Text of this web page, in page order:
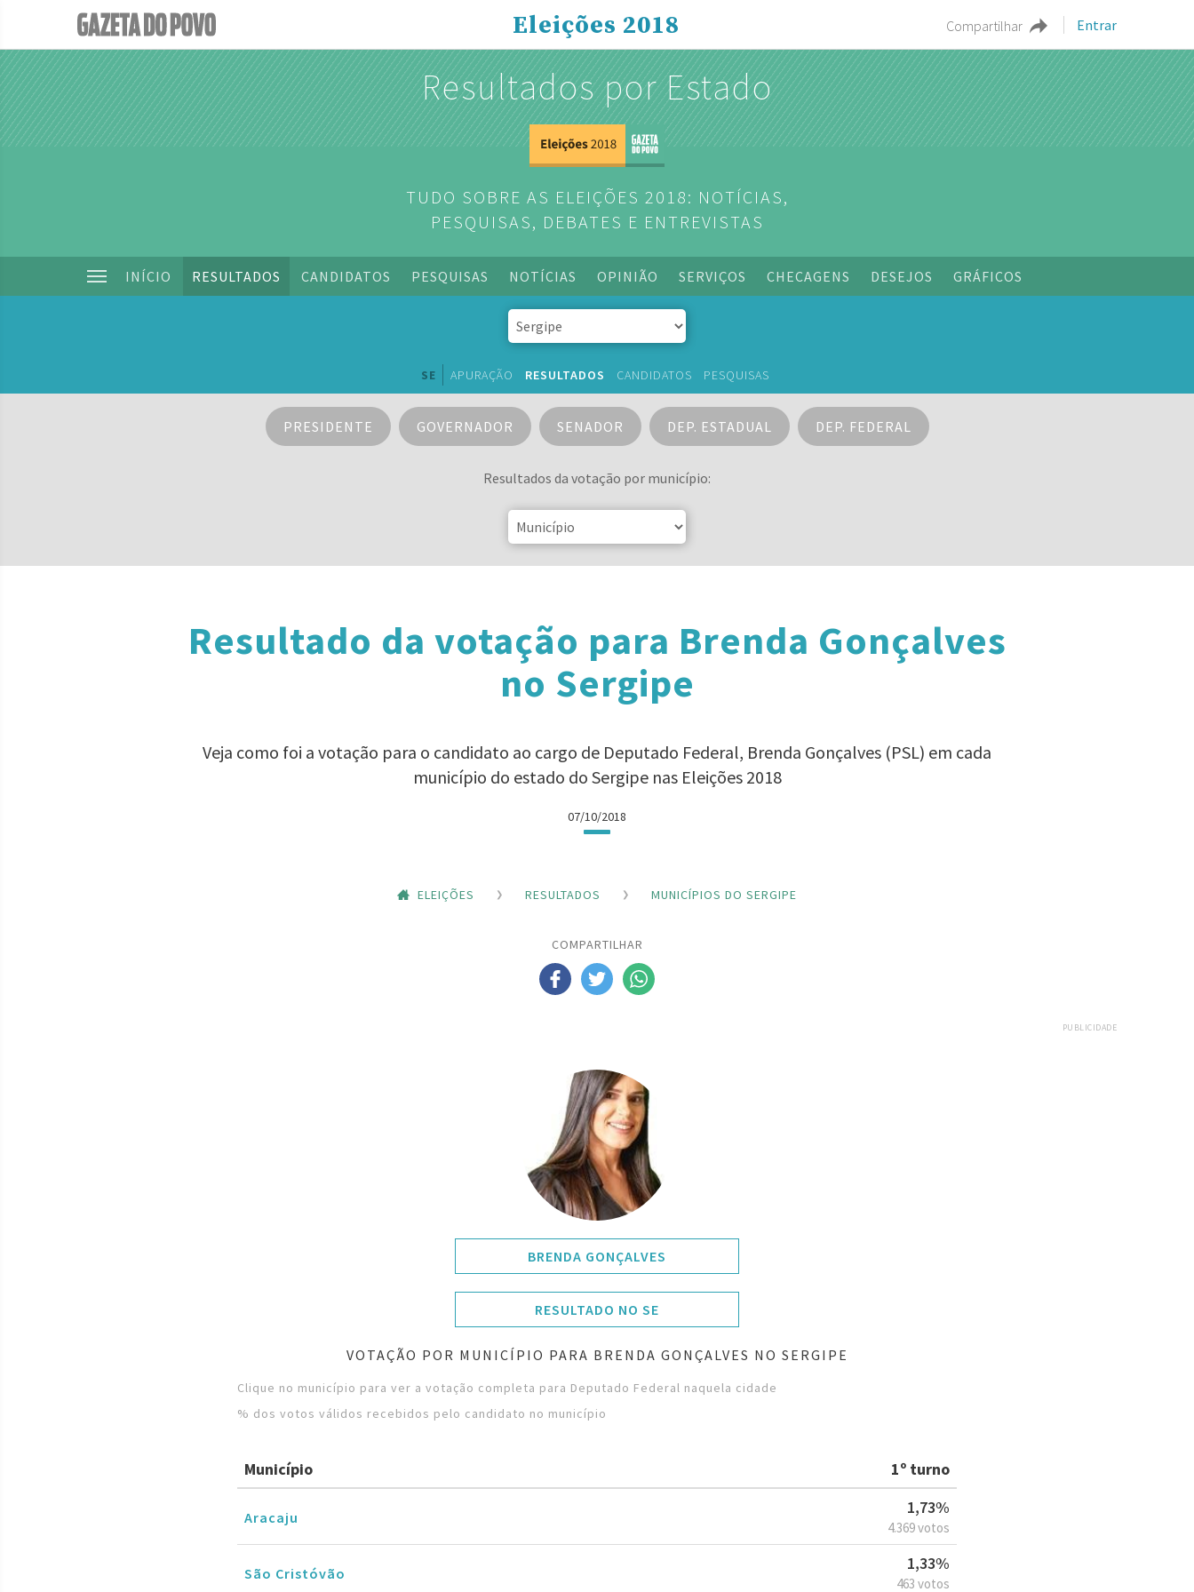
Compartilhar Entrar
Eleições 2018
Resultados por Estado
TUDO SOBRE AS ELEIÇÕES 2018: NOTÍCIAS,
PESQUISAS, DEBATES E ENTREVISTAS
INÍCIO RESULTADOS CANDIDATOS PESQUISAS NOTÍCIAS OPINIÃO SERVIÇOS CHECAGENS DESEJOS GRÁFICOS
SE APURAÇÃO RESULTADOS CANDIDATOS PESQUISAS
PRESIDENTE GOVERNADOR SENADOR DEP. ESTADUAL DEP. FEDERAL
Resultados da votação por município:
Resultado da votação para Brenda Gonçalves
no Sergipe
Veja como foi a votação para o candidato ao cargo de Deputado Federal, Brenda Gonçalves (PSL) em cada
município do estado do Sergipe nas Eleições 2018
07/10/2018
ELEIÇÕES RESULTADOS MUNICÍPIOS DO SERGIPE
COMPARTILHAR
PUBLICIDADE
BRENDA GONÇALVES
RESULTADO NO SE
VOTAÇÃO POR MUNICÍPIO PARA BRENDA GONÇALVES NO SERGIPE
Clique no município para ver a votação completa para Deputado Federal naquela cidade
% dos votos válidos recebidos pelo candidato no município
Município 1º turno
Aracaju
1,73%
4.369 votos
São Cristóvão
1,33%
463 votos